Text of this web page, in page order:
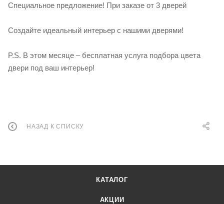
Специальное предложение! При заказе от 3 дверей
Создайте идеальный интерьер с нашими дверями!
P.S. В этом месяце – бесплатная услуга подбора цвета
двери под ваш интерьер!
НАЗАД К СПИСКУ
КАТАЛОГ
АКЦИИ